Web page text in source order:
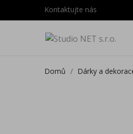
Kontaktujte nás
Domů Dárky a